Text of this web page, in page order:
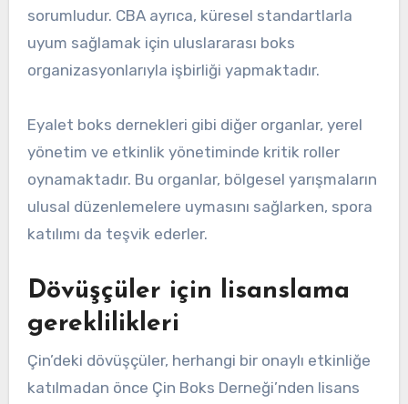
sorumludur. CBA ayrıca, küresel standartlarla
uyum sağlamak için uluslararası boks
organizasyonlarıyla işbirliği yapmaktadır.
Eyalet boks dernekleri gibi diğer organlar, yerel
yönetim ve etkinlik yönetiminde kritik roller
oynamaktadır. Bu organlar, bölgesel yarışmaların
ulusal düzenlemelere uymasını sağlarken, spora
katılımı da teşvik ederler.
Dövüşçüler için lisanslama
gereklilikleri
Çin’deki dövüşçüler, herhangi bir onaylı etkinliğe
katılmadan önce Çin Boks Derneği’nden lisans